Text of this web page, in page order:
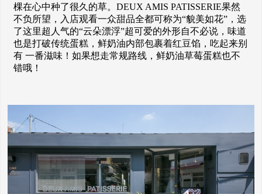
棵在心中种了很久的草。DEUX AMIS PATISSERIE果然
不负所望，入店观看一众甜品全都可称为“貌美如花”，选
了这里超人气的“云朵漂浮”超可爱的外形自不必说，味道
也是打破传统蛋糕，鲜奶油内部包裹着红豆馅，吃起来别
有 一番滋味！如果想走常规路线，鲜奶油草莓蛋糕也不
错哦！